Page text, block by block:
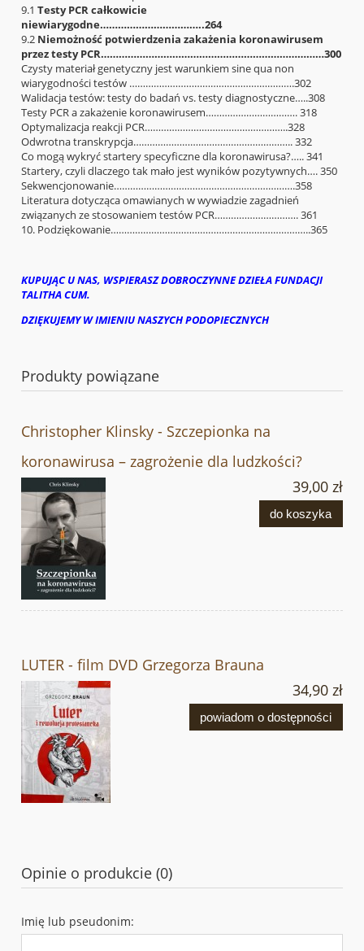
9.1 Testy PCR całkowicie
niewiarygodne……………………………..264
9.2 Niemożność potwierdzenia zakażenia koronawirusem
przez testy PCR…………………………………………………………………300
Czysty materiał genetyczny jest warunkiem sine qua non
wiarygodności testów …………………………………………………….302
Walidacja testów: testy do badań vs. testy diagnostyczne…..308
Testy PCR a zakażenie koronawirusem……………………………. 318
Optymalizacja reakcji PCR……………………………………………..328
Odwrotna transkrypcja………………………………………………….. 332
Co mogą wykryć startery specyficzne dla koronawirusa?….. 341
Startery, czyli dlaczego tak mało jest wyników pozytywnych…. 350
Sekwencjonowanie………………………………………………………….358
Literatura dotycząca omawianych w wywiadzie zagadnień
związanych ze stosowaniem testów PCR…………………………. 361
10. Podziękowanie………………………………………………………………..365
KUPUJĄC U NAS, WSPIERASZ DOBROCZYNNE DZIEŁA FUNDACJI
TALITHA CUM.
DZIĘKUJEMY W IMIENIU NASZYCH PODOPIECZNYCH
Produkty powiązane
Christopher Klinsky - Szczepionka na
koronawirusa – zagrożenie dla ludzkości?
39,00 zł
do koszyka
LUTER - film DVD Grzegorza Brauna
34,90 zł
powiadom o dostępności
Opinie o produkcie (0)
Imię lub pseudonim: